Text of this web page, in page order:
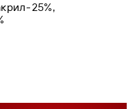
25%,